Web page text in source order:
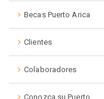
Becas Puerto Arica
Clientes
Colaboradores
Conozca su Puerto